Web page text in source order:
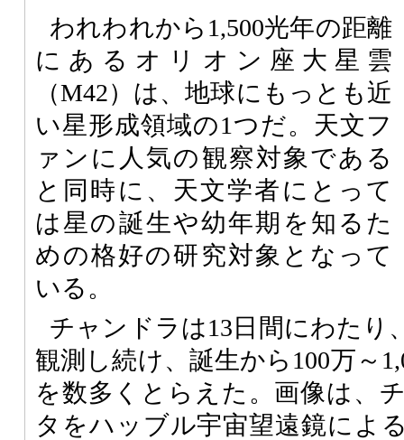
われわれから1,500光年の距離
にあるオリオン座大星雲
（M42）は、地球にもっとも近
い星形成領域の1つだ。天文フ
ァンに人気の観察対象である
と同時に、天文学者にとって
は星の誕生や幼年期を知るた
めの格好の研究対象となって
いる。
チャンドラは13日間にわたり
観測し続け、誕生から100万～
を数多くとらえた。画像は、
タをハッブル宇宙望遠鏡によ